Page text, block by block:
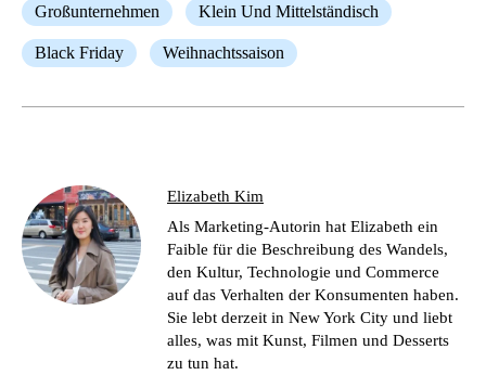
Großunternehmen Klein Und Mittelständisch
Black Friday Weihnachtssaison
Elizabeth Kim
Als Marketing-Autorin hat Elizabeth ein
Faible für die Beschreibung des Wandels,
den Kultur, Technologie und Commerce
auf das Verhalten der Konsumenten haben.
Sie lebt derzeit in New York City und liebt
alles, was mit Kunst, Filmen und Desserts
zu tun hat.